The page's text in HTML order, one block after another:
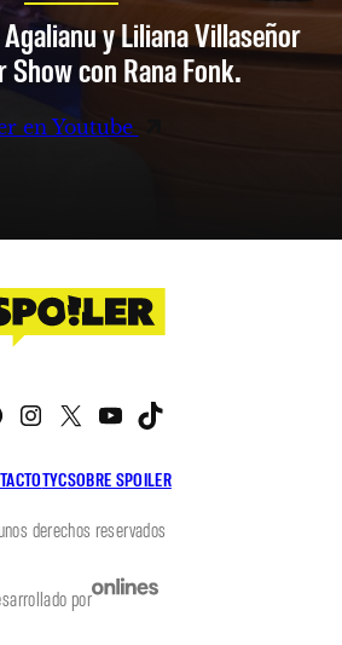
y Liliana Villaseñor
Show con Rana Fonk.
en Youtube
TYCSOBRE SPOILER
Facebook
Instagram
X YouTube
derechos reservados
por